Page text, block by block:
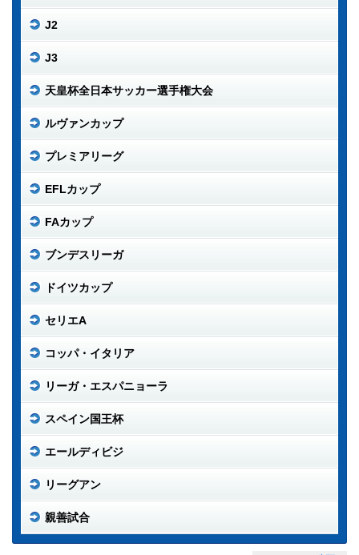
J2
J3
天皇杯全日本サッカー選手権大会
ルヴァンカップ
プレミアリーグ
EFLカップ
FAカップ
ブンデスリーガ
ドイツカップ
セリエA
コッパ・イタリア
リーガ・エスパニョーラ
スペイン国王杯
エールディビジ
リーグアン
親善試合